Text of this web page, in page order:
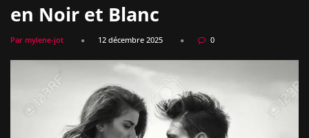
en Noir et Blanc
Par mylene-jot 12 décembre 2025 0